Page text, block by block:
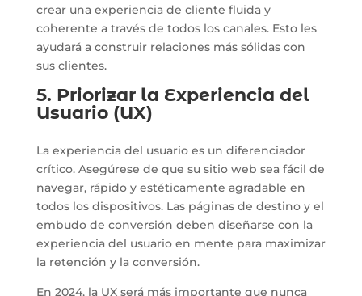
crear una experiencia de cliente fluida y
coherente a través de todos los canales. Esto les
ayudará a construir relaciones más sólidas con
sus clientes.
5. Priorizar la Experiencia del
Usuario (UX)
La experiencia del usuario es un diferenciador
crítico. Asegúrese de que su sitio web sea fácil de
navegar, rápido y estéticamente agradable en
todos los dispositivos. Las páginas de destino y el
embudo de conversión deben diseñarse con la
experiencia del usuario en mente para maximizar
la retención y la conversión.
En 2024, la UX será más importante que nunca